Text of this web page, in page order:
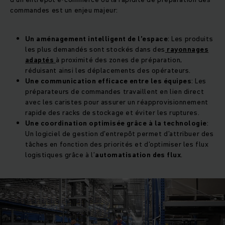
commandes est un enjeu majeur:
Un aménagement intelligent de l’espace: Les produits
les plus demandés sont stockés dans des rayonnages
adaptés à proximité des zones de préparation,
réduisant ainsi les déplacements des opérateurs.
Une communication efficace entre les équipes: Les
préparateurs de commandes travaillent en lien direct
avec les caristes pour assurer un réapprovisionnement
rapide des racks de stockage et éviter les ruptures.
Une coordination optimisée grâce à la technologie:
Un logiciel de gestion d’entrepôt permet d’attribuer des
tâches en fonction des priorités et d’optimiser les flux
logistiques grâce à l’automatisation des flux.